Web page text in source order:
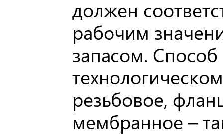
должен
рабочим
запасом.
резьбовое,
мембранное –